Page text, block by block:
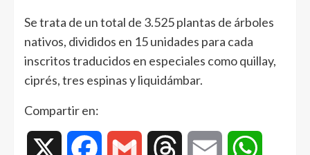
Se trata de un total de 3.525 plantas de árboles
nativos, divididos en 15 unidades para cada
inscritos traducidos en especiales como quillay,
ciprés, tres espinas y liquidámbar.
Compartir en:
Facebook Gmail Threads Email